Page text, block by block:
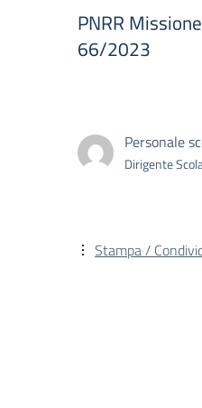
PNRR
66/2023
Personale
Dirigente
Stampa /